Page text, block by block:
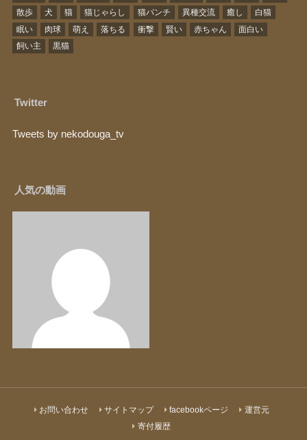
散歩
犬 猫 猫じゃらし 猫パンチ 異種交流 癒し
白猫
眠い
肉球 萌え 落ちる 衝撃 賢い 赤ちゃん
面白い
飼い主
黒猫
Twitter
Tweets by nekodouga_tv
人気の動画
お問い合わせ サイトマップ facebookページ
運営元
寄付履歴